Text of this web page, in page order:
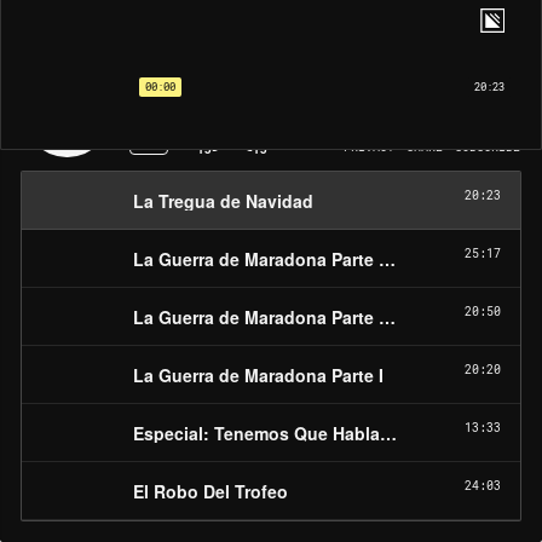
00:00 20:23
15 15 PRIVACY SHARE SUBSCRIBE
La Tregua de Navidad 20:23
La Guerra de Maradona Parte III: Diego y las
25:17
La Guerra de Maradona Parte II: La conspiración
20:50
La Guerra de Maradona Parte I 20:20
Especial: Tenemos Que Hablar Sobre Catar
13:33
El Robo Del Trofeo 24:03